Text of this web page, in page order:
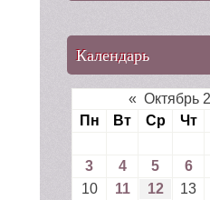
Календарь
« Октябрь
Пн
Вт Ср Чт
3
4 5 6
10
11 12 13